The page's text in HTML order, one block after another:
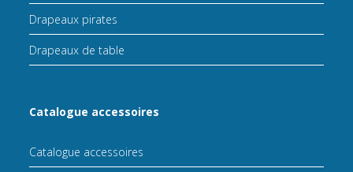
Drapeaux pirates
Drapeaux de table
Catalogue accessoires
Catalogue accessoires